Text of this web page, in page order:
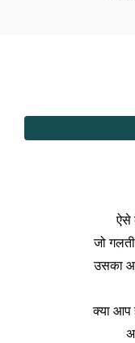
ऐसे
जो
उसका
क्या आप